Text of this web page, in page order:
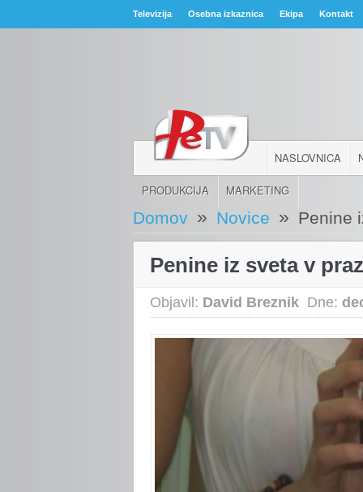
Televizija Osebna izkaznica Ekipa Kontakt
NASLOVNICA
PRODUKCIJA MARKETING
Domov » Novice » Penine
Penine iz sveta v
Objavil: David Breznik Dne: